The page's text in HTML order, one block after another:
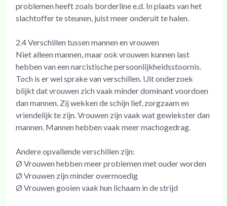
problemen heeft zoals borderline e.d. In plaats van het
slachtoffer te steunen, juist meer onderuit te halen.
2.4 Verschillen tussen mannen en vrouwen
Niet alleen mannen, maar ook vrouwen kunnen last
hebben van een narcistische persoonlijkheidsstoornis.
Toch is er wel sprake van verschillen. Uit onderzoek
blijkt dat vrouwen zich vaak minder dominant voordoen
dan mannen. Zij wekken de schijn lief, zorgzaam en
vriendelijk te zijn. Vrouwen zijn vaak wat gewiekster dan
mannen. Mannen hebben vaak meer machogedrag.
Andere opvallende verschillen zijn:
Ø Vrouwen hebben meer problemen met ouder worden
Ø Vrouwen zijn minder overmoedig
Ø Vrouwen gooien vaak hun lichaam in de strijd